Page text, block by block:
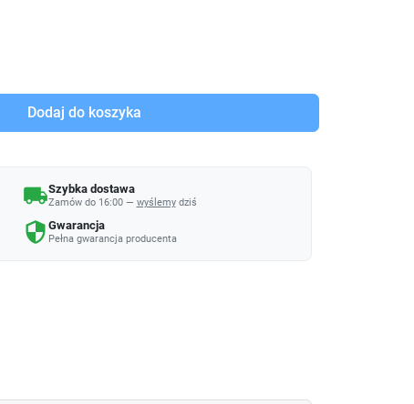
Dodaj do koszyka
local_shippingSzybka dostawa
Zamów do 16:00 — wyślemydziś
security Gwarancja
Pełna gwarancja producenta